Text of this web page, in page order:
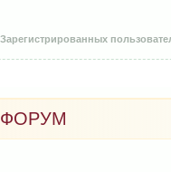
ФОРУМ